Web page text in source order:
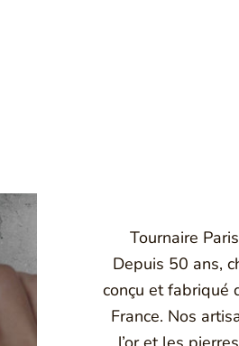
Tournaire
Depuis 50 ans,
conçu et fabriqué
France. Nos